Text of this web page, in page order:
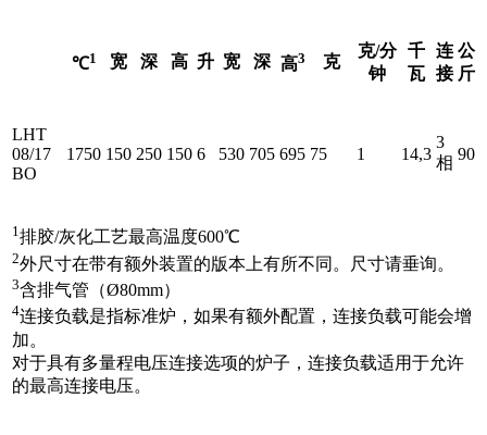
℃1 宽 深 高 升 宽 深 高3 克
克/分
钟
千
瓦
连
接
公
斤
LHT
08/17
BO
1750 150 250 150 6 530 705 695 75 1 14,3
3
相 90
1排胶/灰化工艺最高温度600℃
2外尺寸在带有额外装置的版本上有所不同。尺寸请垂询。
3含排气管（Ø80mm）
4连接负载是指标准炉，如果有额外配置，连接负载可能会增
加。
对于具有多量程电压连接选项的炉子，连接负载适用于允许
的最高连接电压。